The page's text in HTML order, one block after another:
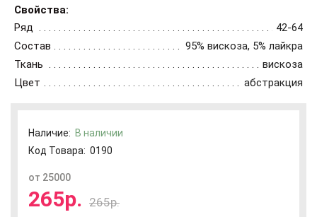
Свойства:
Ряд
42-64
Состав
95% вискоза, 5% лайкра
Ткань
вискоза
Цвет
абстракция
Наличие: В наличии
Код Товара: 0190
от 25000
265р. 265р.